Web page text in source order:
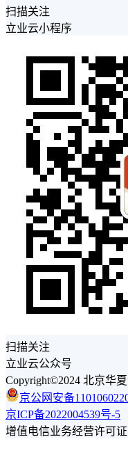
扫描关注
立业云小程序
扫描关注
立业云公众号
Copyright©2024 北京华
京公网安备
京ICP备2022004539号-5
增值电信业务经营许可证